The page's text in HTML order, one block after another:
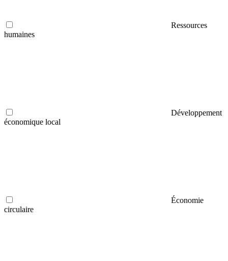
Ressources
humaines
Développement
économique local
Économie
circulaire